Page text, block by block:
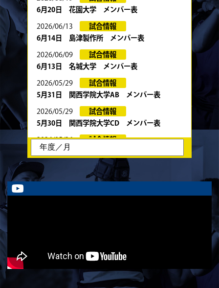
6月20日 花園大学 メンバー表
2026/06/13
試合情報
6月14日 島津製作所 メンバー表
2026/06/09
試合情報
6月13日 名城大学 メンバー表
2026/05/29
試合情報
5月31日 関西学院大学AB メンバー表
2026/05/29
試合情報
5月30日 関西学院大学CD メンバー表
2026/05/26
試合情報
6月13日・14日の試合お知らせ
2026/05/23
試合情報
5月24日 春季トーナメント 京都産業大学
更のお知らせ
試合情報
5月9日 同志社大学戦 メンバー表